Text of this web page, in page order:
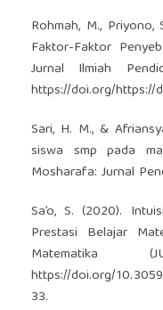
Rohmah, M., Priyono,
Faktor-Faktor
Jurnal Ilmiah
https://doi.org/https://
Sari, H. M., &
siswa smp pada
Mosharafa: Jurnal
Sa’o, S. (2020).
Prestasi Belajar
Matematika
https://doi.org/
33.